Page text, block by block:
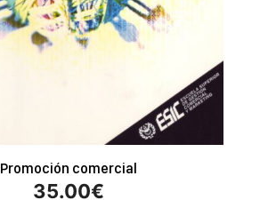
Promoción comercial
35.00€